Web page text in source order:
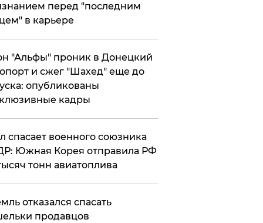
перед "последним
в карьере
"Альфы" проник в Донецкий
и сжег "Шахед" еще до
опубликованы
кадры
спасает военного союзника
Южная Корея отправила РФ
тонн авиатоплива
отказался спасать
продавцов